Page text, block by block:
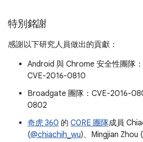
特別銘謝
感謝以下研究人員做出的貢獻：
Android 與 Chrome 安全性團隊
CVE-2016-0810
Broadgate 團隊：CVE-2016-
0802
奇虎 360 的 C0RE 團隊成員
(@chiachih_wu)、Mingjian Zhou (